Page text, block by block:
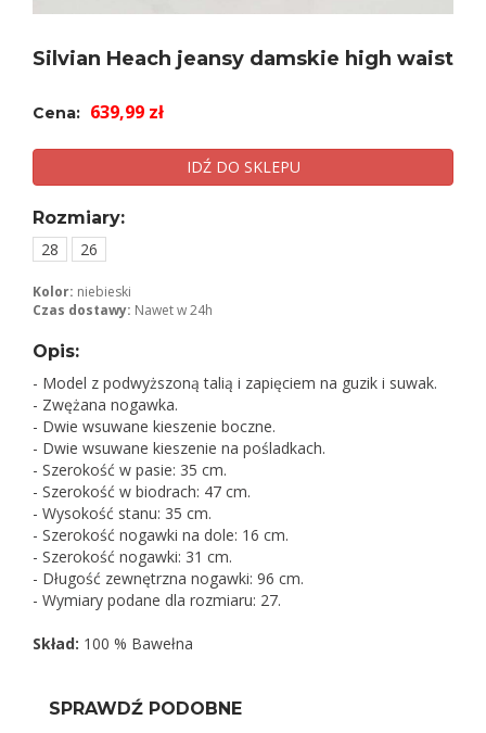
Silvian Heach jeansy damskie high waist
Cena: 639,99 zł
IDŹ DO SKLEPU
Rozmiary:
28
26
Kolor: niebieski
Czas dostawy: Nawet w 24h
Opis:
- Model z podwyższoną talią i zapięciem na guzik i suwak.
- Zwężana nogawka.
- Dwie wsuwane kieszenie boczne.
- Dwie wsuwane kieszenie na pośladkach.
- Szerokość w pasie: 35 cm.
- Szerokość w biodrach: 47 cm.
- Wysokość stanu: 35 cm.
- Szerokość nogawki na dole: 16 cm.
- Szerokość nogawki: 31 cm.
- Długość zewnętrzna nogawki: 96 cm.
- Wymiary podane dla rozmiaru: 27.
Skład: 100 % Bawełna
SPRAWDŹ PODOBNE